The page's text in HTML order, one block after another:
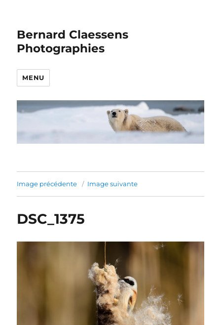
Bernard Claessens
Photographies
MENU
Image précédente Image suivante
DSC_1375